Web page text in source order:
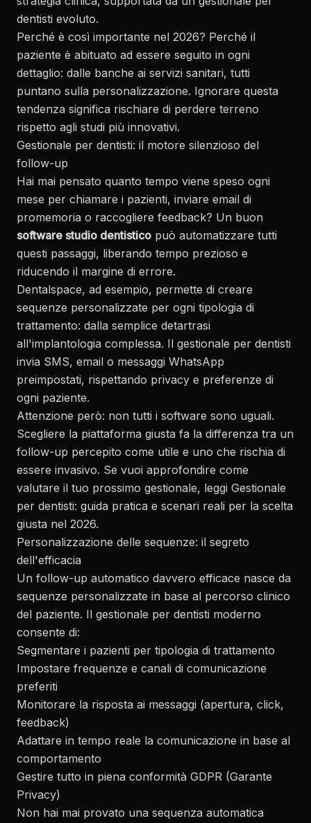
dentisti evoluto.
Perché è così importante nel 2026? Perché il
paziente è abituato ad essere seguito in ogni
dettaglio: dalle banche ai servizi sanitari, tutti
puntano sulla personalizzazione. Ignorare questa
tendenza significa rischiare di perdere terreno
rispetto agli studi più innovativi.
Gestionale per dentisti: il motore silenzioso del
follow-up
Hai mai pensato quanto tempo viene speso ogni
mese per chiamare i pazienti, inviare email di
promemoria o raccogliere feedback? Un buon
software studio dentistico può automatizzare tutti
questi passaggi, liberando tempo prezioso e
riducendo il margine di errore.
Dentalspace, ad esempio, permette di creare
sequenze personalizzate per ogni tipologia di
trattamento: dalla semplice detartrasi
all'implantologia complessa. Il gestionale per dentisti
invia SMS, email o messaggi WhatsApp
preimpostati, rispettando privacy e preferenze di
ogni paziente.
Attenzione però: non tutti i software sono uguali.
Scegliere la piattaforma giusta fa la differenza tra un
follow-up percepito come utile e uno che rischia di
essere invasivo. Se vuoi approfondire come
valutare il tuo prossimo gestionale, leggi Gestionale
per dentisti: guida pratica e scenari reali per la scelta
giusta nel 2026.
Personalizzazione delle sequenze: il segreto
dell'efficacia
Un follow-up automatico davvero efficace nasce da
sequenze personalizzate in base al percorso clinico
del paziente. Il gestionale per dentisti moderno
consente di:
Segmentare i pazienti per tipologia di trattamento
Impostare frequenze e canali di comunicazione
preferiti
Monitorare la risposta ai messaggi (apertura, click,
feedback)
Adattare in tempo reale la comunicazione in base al
comportamento
Gestire tutto in piena conformità GDPR (Garante
Privacy)
Non hai mai provato una sequenza automatica